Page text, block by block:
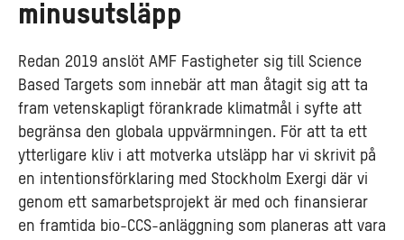
minusutsläpp
Redan 2019 anslöt AMF Fastigheter sig till Science
Based Targets som innebär att man åtagit sig att ta
fram vetenskapligt förankrade klimatmål i syfte att
begränsa den globala uppvärmningen. För att ta ett
ytterligare kliv i att motverka utsläpp har vi skrivit på
en intentionsförklaring med Stockholm Exergi där vi
genom ett samarbetsprojekt är med och finansierar
en framtida bio-CCS-anläggning som planeras att vara